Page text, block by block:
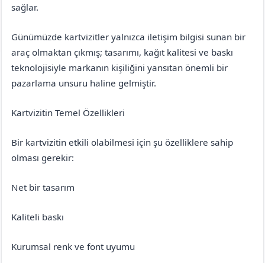
sağlar.
Günümüzde kartvizitler yalnızca iletişim bilgisi sunan bir
araç olmaktan çıkmış; tasarımı, kağıt kalitesi ve baskı
teknolojisiyle markanın kişiliğini yansıtan önemli bir
pazarlama unsuru haline gelmiştir.
Kartvizitin Temel Özellikleri
Bir kartvizitin etkili olabilmesi için şu özelliklere sahip
olması gerekir:
Net bir tasarım
Kaliteli baskı
Kurumsal renk ve font uyumu